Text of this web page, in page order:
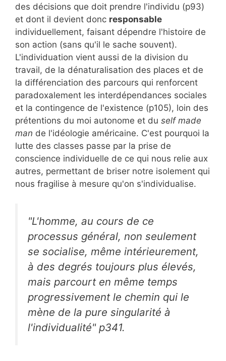
des décisions que doit prendre l'individu (p93)
et dont il devient donc responsable
individuellement, faisant dépendre l'histoire de
son action (sans qu'il le sache souvent).
L'individuation vient aussi de la division du
travail, de la dénaturalisation des places et de
la différenciation des parcours qui renforcent
paradoxalement les interdépendances sociales
et la contingence de l'existence (p105), loin des
prétentions du moi autonome et du self made
man de l'idéologie américaine. C'est pourquoi la
lutte des classes passe par la prise de
conscience individuelle de ce qui nous relie aux
autres, permettant de briser notre isolement qui
nous fragilise à mesure qu'on s'individualise.
"L'homme, au cours de ce
processus général, non seulement
se socialise, même intérieurement,
à des degrés toujours plus élevés,
mais parcourt en même temps
progressivement le chemin qui le
mène de la pure singularité à
l'individualité" p341.